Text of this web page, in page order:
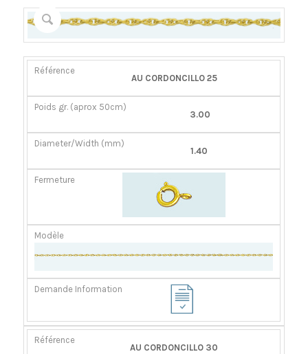
RÉFÉRENCE
POIDS
(APROX
DIAMÈTER/LARGEUR
AU CORDONCILLO 25
3.00
1.40
AU CORDONCILLO 30